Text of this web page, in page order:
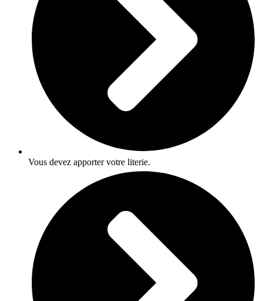
Vous devez apporter votre literie.